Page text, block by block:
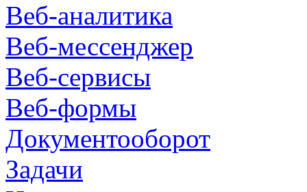
Веб-аналитика
Веб-мессенджер
Веб-сервисы
Веб-формы
Документооборот
Задачи